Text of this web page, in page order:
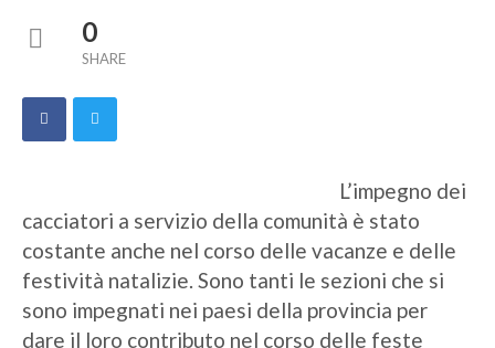
0
SHARE
L’impegno dei
cacciatori a servizio della comunità è stato
costante anche nel corso delle vacanze e delle
festività natalizie. Sono tanti le sezioni che si
sono impegnati nei paesi della provincia per
dare il loro contributo nel corso delle feste